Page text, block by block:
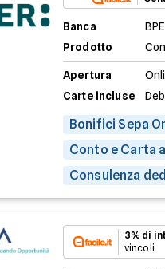
Banca
Prodotto
Apertura
Carte incluse
Bonifici Sepa
Conto e Carta
Consulenza
3% di
vincoli